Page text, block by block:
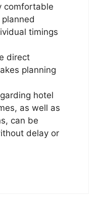
comfortable
timings
direct
planning
hotel
as well as
can be
delay or